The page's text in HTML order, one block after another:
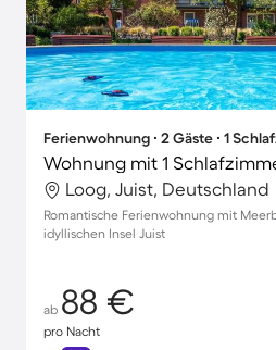
Ferienwohnung ∙ 2 Gäste ∙ 1
Wohnung mit 1
Loog, Juist, Deutschland
Romantische Ferienwohnung mit
idyllischen Insel Juist
ab 88 €
pro Nacht